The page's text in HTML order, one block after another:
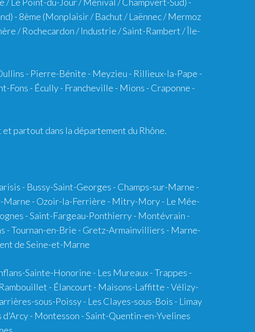
- 8ème (Monplaisir / Bachut / Laënnec / Mermoz
/ Rochecardon / Industrie / Saint-Rambert / Île-
- Pierre-Bénite - Meyzieu - Rillieux-la-Pape -
Fons - Écully- Francheville - Mions - Craponne -
et partout dans la département du Rhône.
- Bussy-Saint-Georges - Champs-sur-Marne -
Marne - Ozoir-la-Ferrière - Mitry-Mory - Le Mée-
- Saint-Fargeau-Ponthierry - Montévrain -
- Tournan-en-Brie - Gretz-Armainvilliers - Marne-
de Seine-et-Marne
Sainte-Honorine - Les Mureaux - Trappes -
- Élancourt - Maisons-Laffitte - Vélizy-
sous-Poissy - Les Clayes-sous-Bois - Limay
- Montesson - Saint-Quentin-en-Yvelines